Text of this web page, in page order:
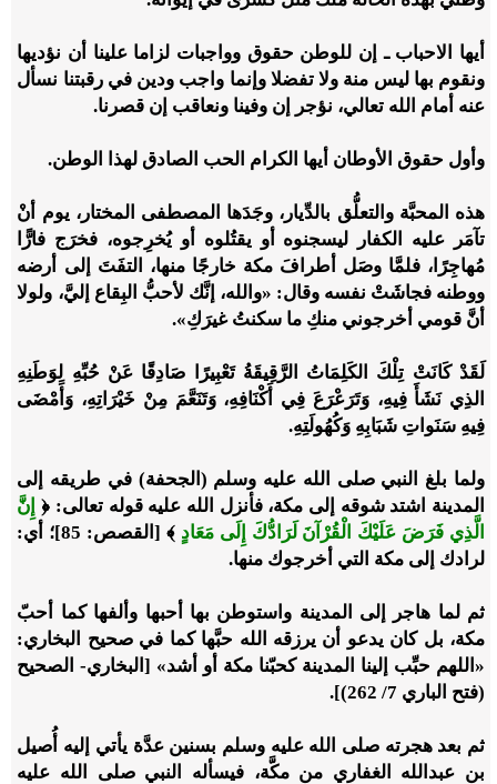
أيها الاحباب ـ إن للوطن حقوق وواجبات لزاما علينا أن نؤديها
ونقوم بها ليس منة ولا تفضلا وإنما واجب ودين في رقبتنا نسأل
عنه أمام الله تعالي، نؤجر إن وفينا ونعاقب إن قصرنا.
وأول حقوق الأوطان أيها الكرام الحب الصادق لهذا الوطن.
هذه المحبَّة والتعلُّق بالدِّيار، وجَدَها المصطفى المختار، يوم أنْ
تآمَر عليه الكفار ليسجنوه أو يقتُلوه أو يُخرِجوه، فخرَج فارًّا
مُهاجِرًا، فلمَّا وصَل أطرافَ مكة خارجًا منها، التفَتَ إلى أرضه
ووطنه فجاشَتْ نفسه وقال: «والله، إنَّك لأحبُّ البِقاع إليَّ، ولولا
أنَّ قومي أخرجوني منكِ ما سكنتُ غيرَكِ».
لَقَدْ كَانَتْ تِلْكَ الكَلِمَاتُ الرَّقِيقَةُ تَعْبِيرًا صَادِقًا عَنْ حُبِّهِ لِوَطَنِهِ
الذِي نَشَأَ فِيهِ، وَتَرَعْرَعَ فِي أَكْنَافِهِ، وَتَنَعَّمَ مِنْ خَيْرَاتِهِ، وَأَمْضَى
فِيهِ سَنَواتِ شَبَابِهِ وَكُهُولَتِهِ.
ولما بلغ النبي صلى الله عليه وسلم (الجحفة) في طريقه إلى
المدينة اشتد شوقه إلى مكة، فأنزل الله عليه قوله تعالى: ﴿ إِنَّ
الَّذِي فَرَضَ عَلَيْكَ الْقُرْآنَ لَرَادُّكَ إِلَى مَعَادٍ
﴾ [القصص: 85]؛ أي:
لرادك إلى مكة التي أخرجوك منها.
ثم لما هاجر إلى المدينة واستوطن بها أحبها وألفها كما أحبّ
مكة، بل كان يدعو أن يرزقه الله حبَّها كما في صحيح البخاري:
«اللهم حبِّب إلينا المدينة كحبّنا مكة أو أشد» [البخاري- الصحيح
(فتح الباري 7/ 262)].
ثم بعد هجرته صلى الله عليه وسلم بسنين عدَّة يأتي إليه أُصيل
بن عبدالله الغفاري من مكَّة، فيسأله النبي صلى الله عليه